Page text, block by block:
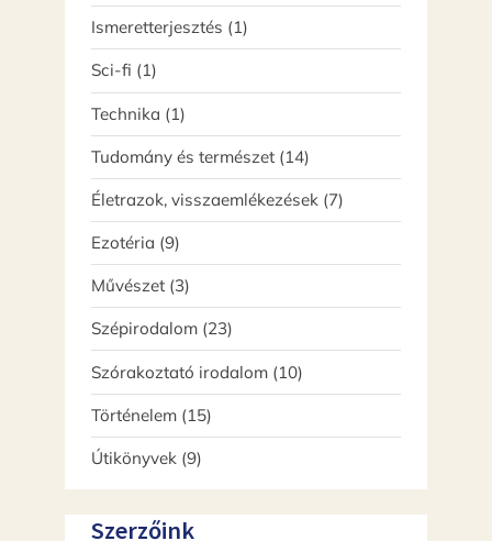
termék
Ismeretterjesztés 11
termék
Sci-fi 11
termék
Technika 11
termék
Tudomány és természet 1414
termék
Életrazok, visszaemlékezések 77
termék
Ezotéria 99
termék
Művészet 33
termék
Szépirodalom 2323
termék
Szórakoztató irodalom 1010
termék
Történelem 1515
termék
Útikönyvek 99
termék
Szerzőink